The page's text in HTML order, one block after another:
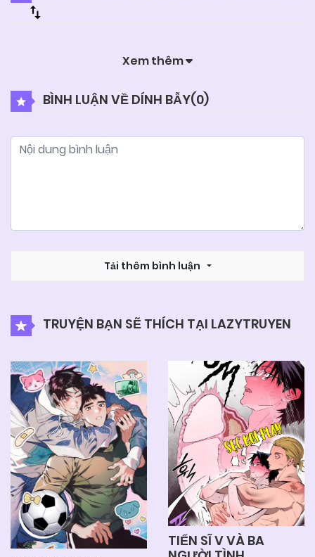
Xem thêm
BÌNH LUẬN VỀ DÍNH BẪY(0)
Tải thêm bình luận
TRUYỆN BẠN SẼ THÍCH TẠI LAZYTRUYEN
TIẾN SĨ V VÀ BA